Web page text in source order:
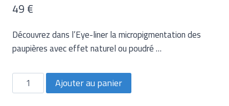
49 €
Découvrez dans l’Eye-liner la micropigmentation des
paupières avec effet naturel ou poudré …
Ajouter au panier